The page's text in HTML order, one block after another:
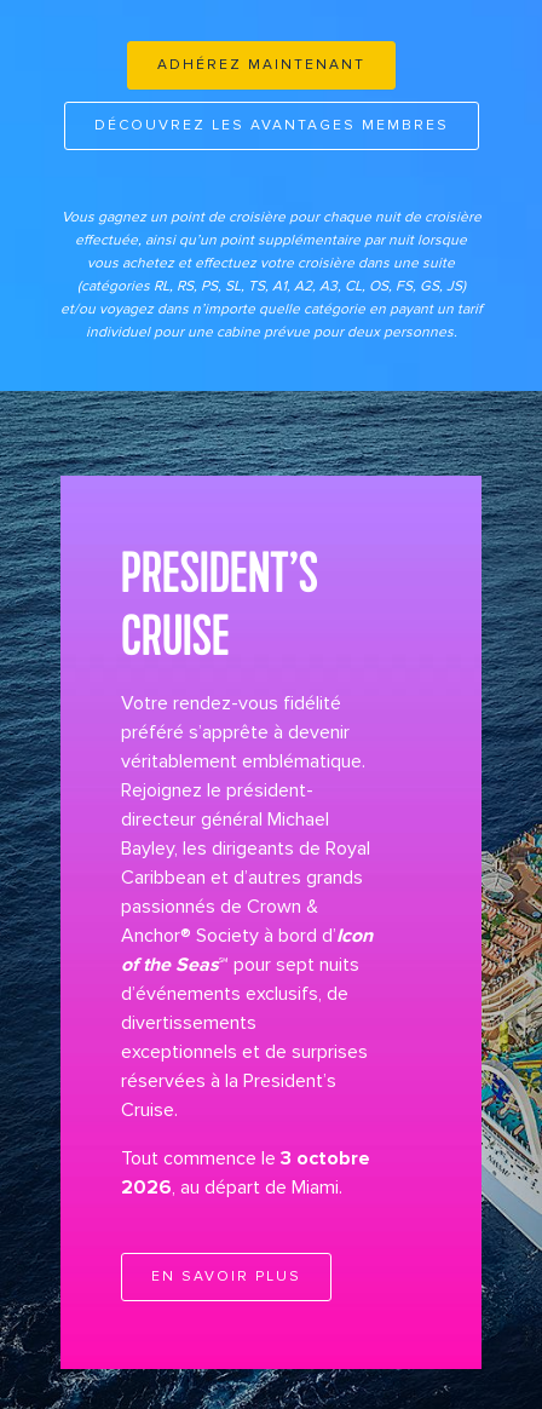
ADHÉREZ MAINTENANT
DÉCOUVREZ LES AVANTAGES MEMBRES
Vous gagnez un point de croisière pour chaque nuit de croisière
effectuée, ainsi qu’un point supplémentaire par nuit lorsque
vous achetez et effectuez votre croisière dans une suite
(catégories RL, RS, PS, SL, TS, A1, A2, A3, CL, OS, FS, GS, JS)
et/ou voyagez dans n’importe quelle catégorie en payant un tarif
individuel pour une cabine prévue pour deux personnes.
Icon of the Seas Aerial Aft
PRESIDENT’S
CRUISE
Votre rendez-vous fidélité
préféré s’apprête à devenir
véritablement emblématique.
Rejoignez le président-
directeur général Michael
Bayley, les dirigeants de Royal
Caribbean et d’autres grands
passionnés de Crown &
Anchor® Society à bord d’Icon
of the Seas℠ pour sept nuits
d’événements exclusifs, de
divertissements
exceptionnels et de surprises
réservées à la President’s
Cruise.
Tout commence le 3 octobre
2026, au départ de Miami.
EN SAVOIR PLUS